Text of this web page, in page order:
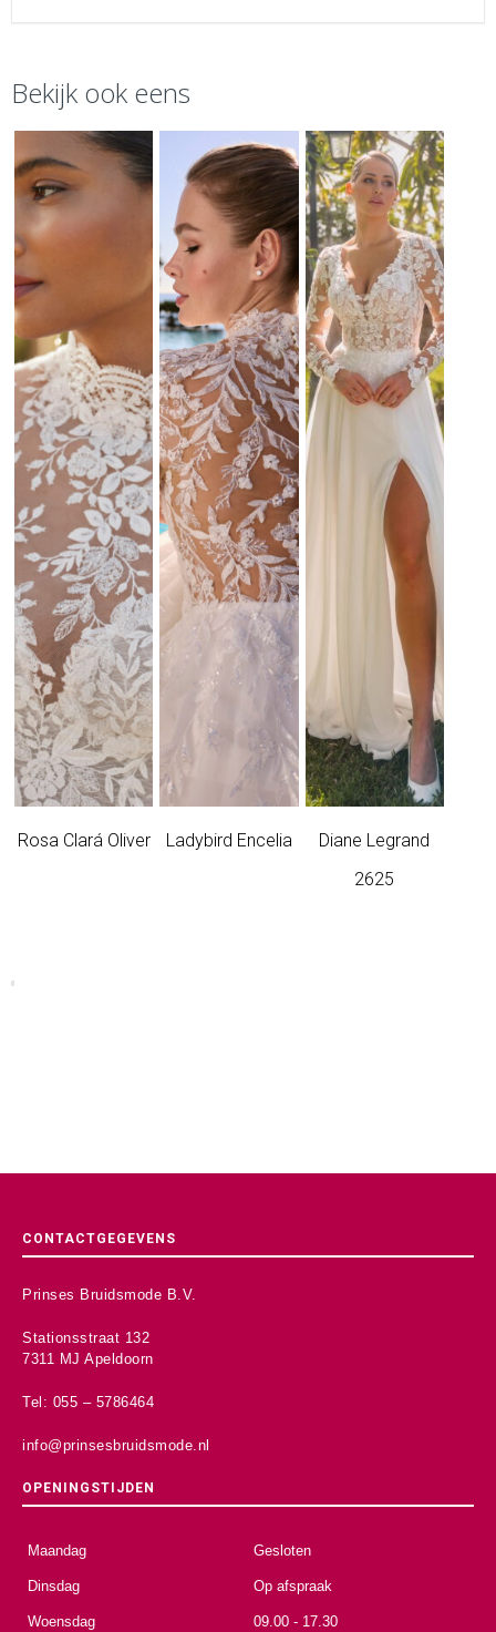
Bekijk ook eens
Rosa Clará Oliver Ladybird Encelia
Diane Legrand
2625
CONTACTGEGEVENS
Prinses Bruidsmode B.V.
Stationsstraat 132
7311 MJ Apeldoorn
Tel: 055 – 5786464
info@prinsesbruidsmode.nl
OPENINGSTIJDEN
Maandag Gesloten
Dinsdag Op afspraak
Woensdag 09.00 - 17.30